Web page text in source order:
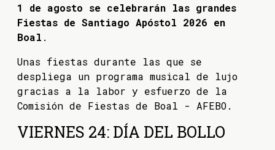
1 de agosto se celebrarán las grandes
Fiestas de Santiago Apóstol 2026 en
Boal .
Unas fiestas durante las que se
despliega un programa musical de lujo
gracias a la labor y esfuerzo de la
Comisión de Fiestas de Boal - AFEBO.
VIERNES 24: DÍA DEL BOLLO